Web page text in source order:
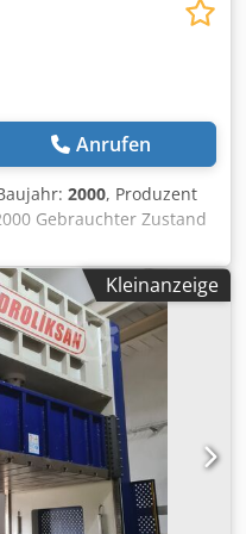
Anrufen
2000, Produzent
Gebrauchter Zustand
800 Tonnen.
bei 100% mm/sec
50% mm/sec 31
mm/sec 400 mm
mm
mm
mm Blechhalterkissen –
Crjdpfxjwiidwe Afdsf
Kleinanzeige